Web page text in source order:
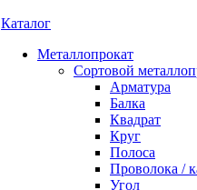
Каталог
Металлопрокат
Сортовой
Арматура
Балка
Квадрат
Круг
Полоса
Проволока /
Угол